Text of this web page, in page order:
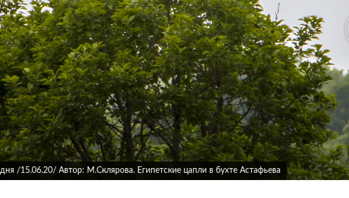
Фото дня /17.07.2020/ Автор: М.Склярова. Щитомордник